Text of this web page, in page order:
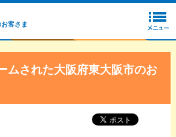
客さま
ムされた大阪府東大阪市のお